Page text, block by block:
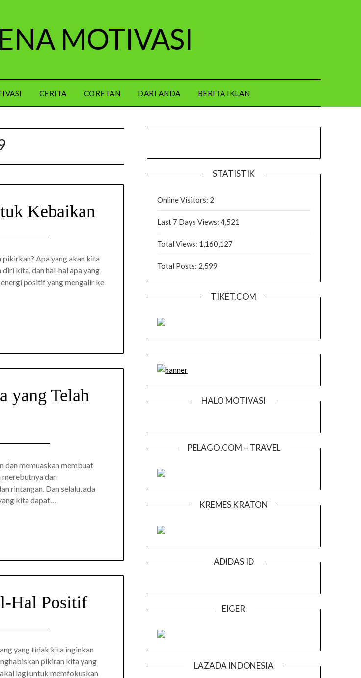
MOTIVASI
CERITA CORETAN DARI ANDA BERITA IKLAN
Kebaikan
Apa yang akan kita
kita, dan hal-hal apa yang
positif yang mengalir ke
yang Telah
dan memuaskan membuat
merebutnya dan
rintangan. Dan selalu, ada
kita dapat…
Hal Positif
yang tidak kita inginkan
pikiran kita yang
lagi untuk memfokuskan
STATISTIK
Online Visitors: 2
Last 7 Days Views: 4,521
Total Views: 1,160,127
Total Posts: 2,599
TIKET.COM
HALO MOTIVASI
PELAGO.COM – TRAVEL
KREMES KRATON
ADIDAS ID
EIGER
LAZADA INDONESIA